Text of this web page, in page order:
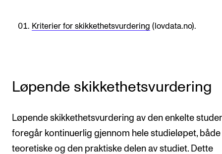
Kriterier for skikkethetsvurdering (lovdata.no).
Løpende skikkethetsvurdering
Løpende skikkethetsvurdering av den enkelte
foregår kontinuerlig gjennom hele studieløpet, både
teoretiske og den praktiske delen av studiet. Dette